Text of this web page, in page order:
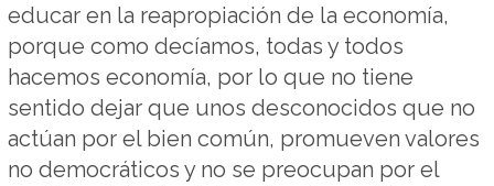
educar en la reapropiación de la economía,
porque como decíamos, todas y todos
hacemos economía, por lo que no tiene
sentido dejar que unos desconocidos que no
actúan por el bien común, promueven valores
no democráticos y no se preocupan por el